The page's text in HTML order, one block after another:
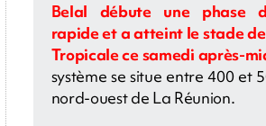
Belal débute une phase
rapide et a atteint le stade
Tropicale ce samedi après-
système se situe entre 400 et
nord-ouest de La Réunion.